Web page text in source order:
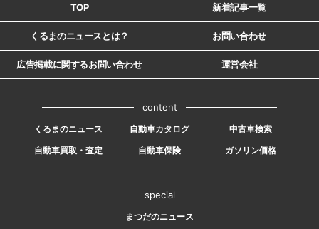
TOP 新着記事一覧
くるまのニュースとは？ お問い合わせ
広告掲載に関するお問い合わせ 運営会社
content
くるまのニュース 自動車カタログ
中古車検索
自動車買取・査定
自動車保険 ガソリン価格
special
まつだのニュース